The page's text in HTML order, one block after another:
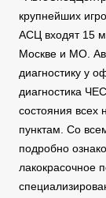
крупнейших
АСЦ входят 15
Москве и МО.
диагностику у
диагностика
состояния
пунктам. Со
подробно
лакокрасочное